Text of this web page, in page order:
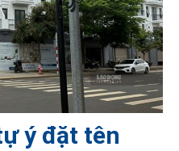
ý đặt tên